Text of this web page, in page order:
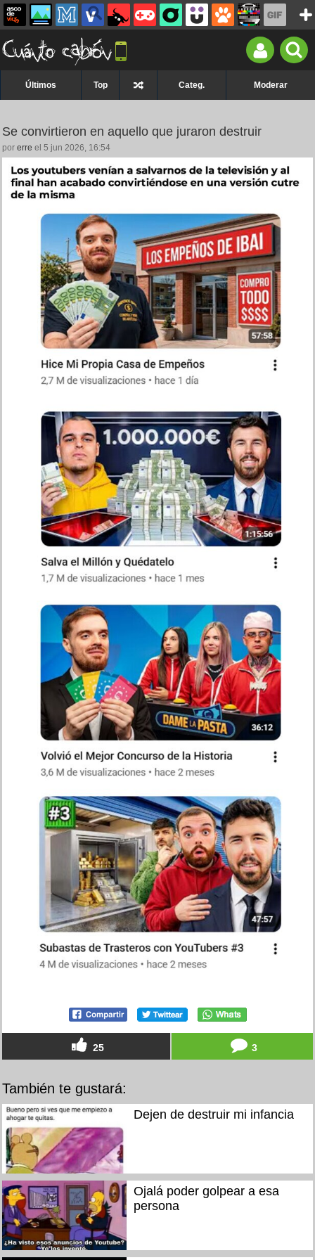
Últimos Top Categ. Moderar
Se convirtieron en aquello que juraron destruir
por erre el 5 jun 2026, 16:54
25 3
También te gustará:
Dejen de destruir mi infancia
Ojalá poder golpear a esa
persona